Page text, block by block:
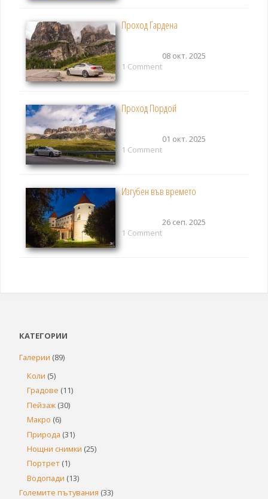
Проход Гардена
08 окт. 2025
1 Comment
Проход Пордой
01 окт. 2025
1 Comment
Изгубен във времето
26 сеп. 2025
1 Comment
КАТЕГОРИИ
Галерии (89)
Коли (5)
Градове (11)
Пейзаж (30)
Макро (6)
Природа (31)
Нощни снимки (25)
Портрет (1)
Водопади (13)
Големите пътувания (33)